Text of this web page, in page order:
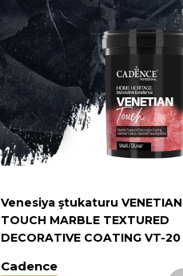
Venesiya ştukaturu VENETIAN
TOUCH MARBLE TEXTURED
DECORATIVE COATING VT-20
Cadence